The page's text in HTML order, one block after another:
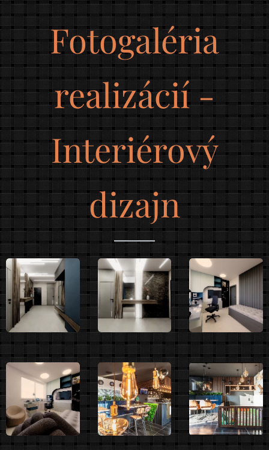
Fotogaléria
realizácií -
Interiérový
dizajn